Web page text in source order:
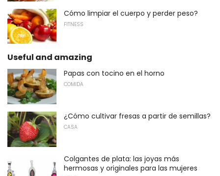
Cómo limpiar el cuerpo y perder peso?
FITNESS
Useful and amazing
Papas con tocino en el horno
COMIDA
¿Cómo cultivar fresas a partir de semillas?
CASA
Colgantes de plata: las joyas más
hermosas y originales para las mujeres